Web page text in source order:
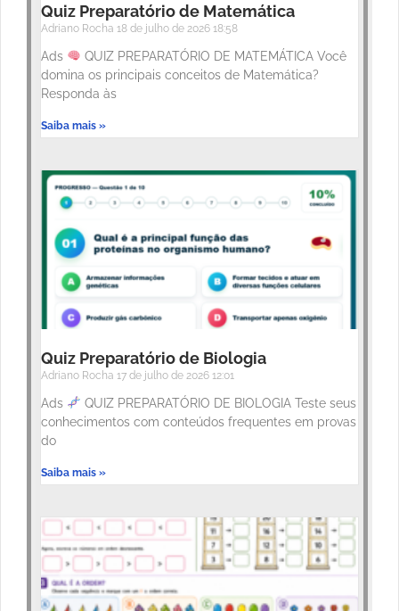
Quiz Preparatório de Matemática
Adriano Rocha 18 de julho de 2026 18:58
Ads
QUIZ PREPARATÓRIO DE MATEMÁTICA Você
domina os principais conceitos de Matemática?
Responda às
Saiba mais »
Quiz Preparatório de Biologia
Adriano Rocha 17 de julho de 2026 12:01
Ads
QUIZ PREPARATÓRIO DE BIOLOGIA Teste seus
conhecimentos com conteúdos frequentes em provas
do
Saiba mais »